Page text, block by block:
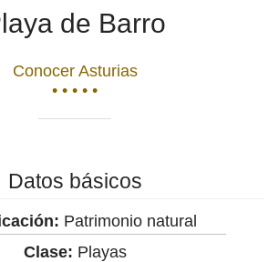
de Barro
Conocer Asturias
• • • • •
Datos básicos
Patrimonio natural
Clase: Playas